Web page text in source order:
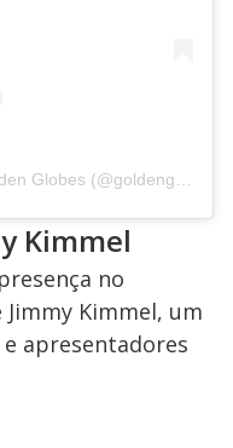
Uma publicação partilhada por Golden Globes (@goldenglobes)
Kimmel
no
Kimmel, um
apresentadores